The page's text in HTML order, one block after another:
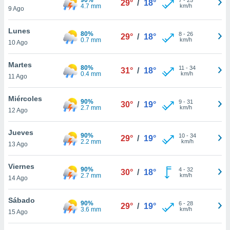
más
nuestra
y
de
disponible
cookies
aceptar
9 Ago
4.7 mm
29° / 18°
km/h
Lunes
10 Ago
80%
0.7 mm
29° / 18° 8- 26
km/h
Martes
11 Ago
80%
0.4 mm
31° / 18° 11 - 34
km/h
Miércoles
12 Ago
90%
2.7 mm
30° / 19° 9- 31
km/h
Jueves
13 Ago
90%
2.2 mm
29° / 19° 10- 34
km/h
Viernes
14 Ago
90%
2.7 mm
30° / 18° 4- 32
km/h
Sábado
15 Ago
90%
3.6 mm
29° / 19° 6- 28
km/h